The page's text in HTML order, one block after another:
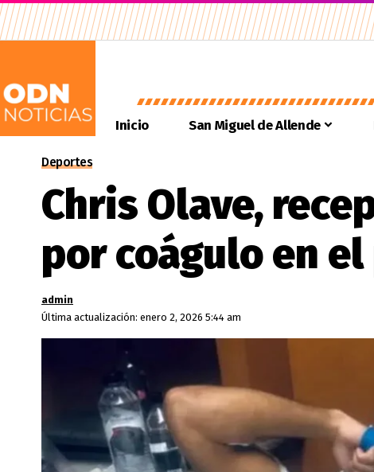
Inicio San Miguel de Allende
Deportes
Chris Olave,
por coágulo en
Última actualización: enero 2, 2026 5:44 am
admin